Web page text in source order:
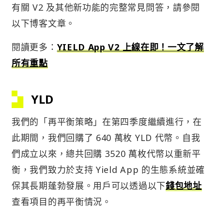
有關 V2 及其他新功能的完整常見問答，請參閱
以下博客文章。
閱讀更多： YIELD App V2 上線在即！一文了解
所有重點
YLD
我們的「再平衡策略」在第四季度繼續進行，在
此期間，我們回購了 64​​0 萬枚 YLD 代幣。自我
們成立以來，總共回購 3520 萬枚代幣以重新平
衡，我們致力於支持 Yield App 的生態系統並確
保其長期蓬勃發展。用戶可以透過以下錢包地址
查看項目的再平衡情況。